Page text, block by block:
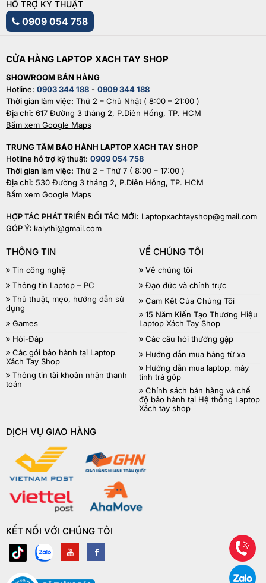
HỖ TRỢ KỸ THUẬT
0909 054 758
CỬA HÀNG LAPTOP XACH TAY SHOP
SHOWROOM BÁN HÀNG
Hotline: 0903 344 188 - 0909 344 188
Thời gian làm việc: Thứ 2 – Chủ Nhật ( 8:00 – 21:00 )
Địa chỉ: 617 Đường 3 tháng 2, P.Diên Hồng, TP. HCM
Bấm xem Google Maps
TRUNG TÂM BẢO HÀNH LAPTOP XACH TAY SHOP
Hotline hỗ trợ kỹ thuật: 0909 054 758
Thời gian làm việc: Thứ 2 – Thứ 7 ( 8:00 – 17:00 )
Địa chỉ: 530 Đường 3 tháng 2, P.Diên Hồng, TP. HCM
Bấm xem Google Maps
HỢP TÁC PHÁT TRIỂN ĐỐI TÁC MỚI: Laptopxachtayshop@gmail.com
GÓP Ý: kalythi@gmail.com
THÔNG TIN
Tin công nghệ
Thông tin Laptop – PC
Thủ thuật, mẹo, hướng dẫn sử
dụng
Games
Hỏi-Đáp
Các gói bảo hành tại Laptop
Xách Tay Shop
Thông tin tài khoản nhận thanh
toán
VỀ CHÚNG TÔI
Về chúng tôi
Đạo đức và chính trực
Cam Kết Của Chúng Tôi
15 Năm Kiến Tạo Thương Hiệu
Laptop Xách Tay Shop
Các câu hỏi thường gặp
Hướng dẫn mua hàng từ xa
Hướng dẫn mua laptop, máy
tính trả góp
Chính sách bán hàng và chế
độ bảo hành tại Hệ thống Laptop
Xách tay shop
DỊCH VỤ GIAO HÀNG
KẾT NỐI VỚI CHÚNG TÔI